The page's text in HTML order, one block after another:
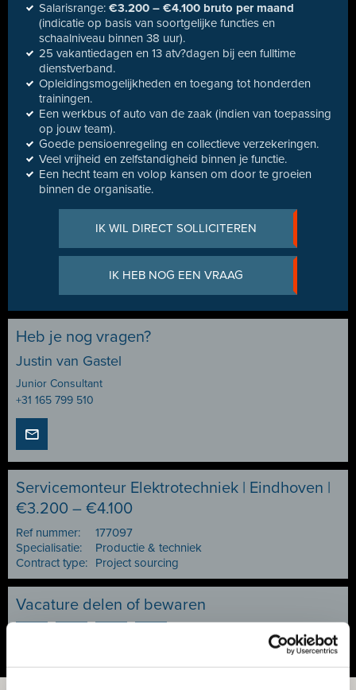
Salarisrange: €3.200 – €4.100 bruto per maand
(indicatie op basis van soortgelijke functies en
schaalniveau binnen 38 uur).
25 vakantiedagen en 13 atv?dagen bij een fulltime
dienstverband.
Opleidingsmogelijkheden en toegang tot honderden
trainingen.
Een werkbus of auto van de zaak (indien van toepassing
op jouw team).
Goede pensioenregeling en collectieve verzekeringen.
Veel vrijheid en zelfstandigheid binnen je functie.
Een hecht team en volop kansen om door te groeien
binnen de organisatie.
IK WIL DIRECT SOLLICITEREN
IK HEB NOG EEN VRAAG
Heb je nog vragen?
Justin van Gastel
Junior Consultant
+31 165 799 510
Servicemonteur Elektrotechniek | Eindhoven |
€3.200 – €4.100
Ref nummer:
177097
Specialisatie:
Productie & techniek
Contract type:
Project sourcing
Vacature delen of bewaren